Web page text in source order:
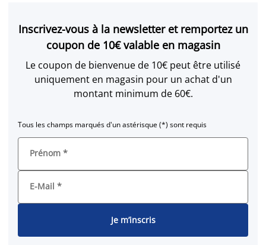
Inscrivez-vous à la newsletter et remportez un
coupon de 10€ valable en magasin
Le coupon de bienvenue de 10€ peut être utilisé
uniquement en magasin pour un achat d'un
montant minimum de 60€.
Tous les champs marqués d'un astérisque (*) sont requis
Prénom *
E-Mail *
Je m’inscris